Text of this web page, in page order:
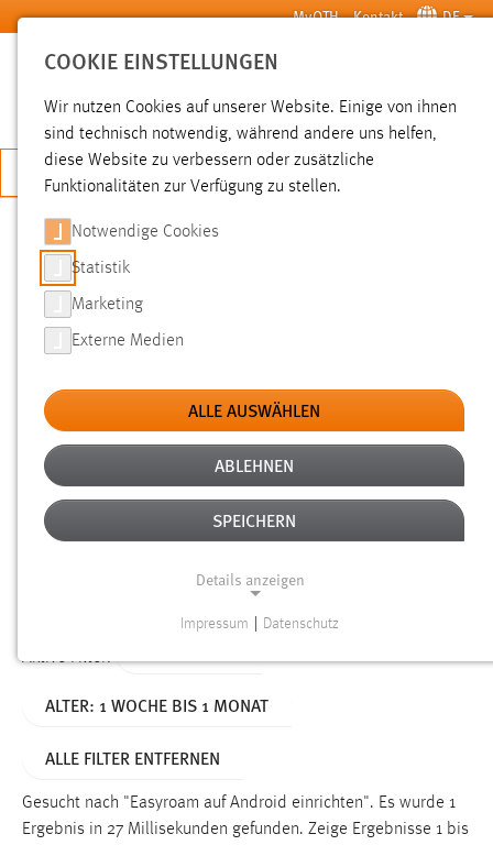
Zum Hauptinhalt springen MyOTH Kontakt DE
SUCHE
JETZT BEWERBEN
SUCHE
FILTER
Typ
Erstellungsdatum
Alter
Aktive Filter:
ALTER: 1 WOCHE BIS 1 MONAT
ALLE FILTER ENTFERNEN
Gesucht nach "Easyroam auf Android einrichten". Es wurde 1
Ergebnis in 27 Millisekunden gefunden. Zeige Ergebnisse 1 bis
COOKIE EINSTELLUNGEN
Wir nutzen Cookies auf unserer Website. Einige von ihnen
sind technisch notwendig, während andere uns helfen,
diese Website zu verbessern oder zusätzliche
Funktionalitäten zur Verfügung zu stellen.
Notwendige Cookies
Statistik
Marketing
Externe Medien
ALLE AUSWÄHLEN
ABLEHNEN
SPEICHERN
Details anzeigen
Funktionen und sind für die einwandfreie Funktion der
Name:
Impressum Datenschutz